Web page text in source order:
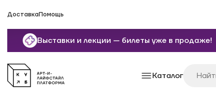
ДоставкаПомощь
Выставки и лекции — билеты уже в продаже!
Каталог